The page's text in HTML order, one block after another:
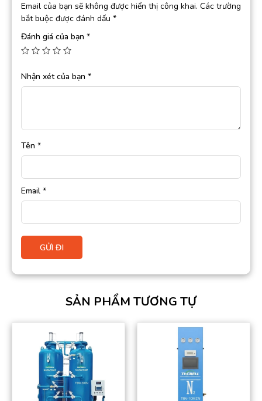
Email của bạn sẽ không được hiển thị công khai. Các trường
bắt buộc được đánh dấu *
Đánh giá của bạn *
Nhận xét của bạn *
Tên *
Email *
SẢN PHẨM TƯƠNG TỰ